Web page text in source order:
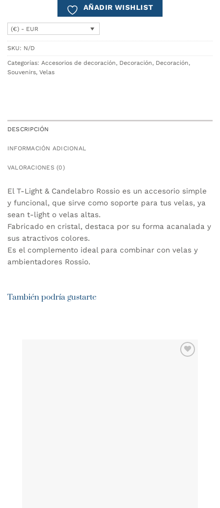
AÑADIR WISHLIST
(€) - EUR
SKU: N/D
Categorías: Accesorios de decoración, Decoración, Decoración,
Souvenirs, Velas
DESCRIPCIÓN
INFORMACIÓN ADICIONAL
VALORACIONES (0)
El T-Light & Candelabro Rossio es un accesorio simple
y funcional, que sirve como soporte para tus velas, ya
sean t-light o velas altas.
Fabricado en cristal, destaca por su forma acanalada y
sus atractivos colores.
Es el complemento ideal para combinar con velas y
ambientadores Rossio.
También podría gustarte